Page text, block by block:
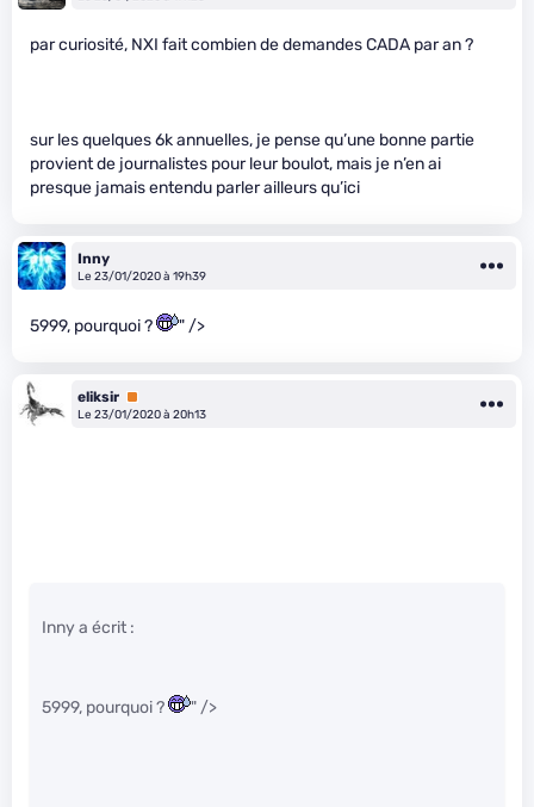
par curiosité, NXI fait combien de demandes CADA par an ?
sur les quelques 6k annuelles, je pense qu’une bonne partie
provient de journalistes pour leur boulot, mais je n’en ai
presque jamais entendu parler ailleurs qu’ici
Inny
Le 23/01/2020 à 19h39
5999, pourquoi ? " />
eliksir Premium
Le 23/01/2020 à 20h13
Inny a écrit :
5999, pourquoi ? " />